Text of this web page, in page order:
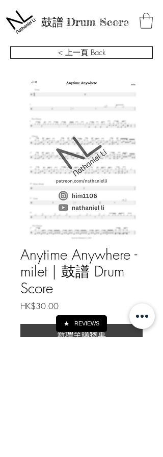
鼓譜Drum Score
Anytime Anywhere -
milet | 鼓譜 Drum
Score
HK$30.00價
格
新增至購物車
< 上一頁 Back
★ REVIEWS